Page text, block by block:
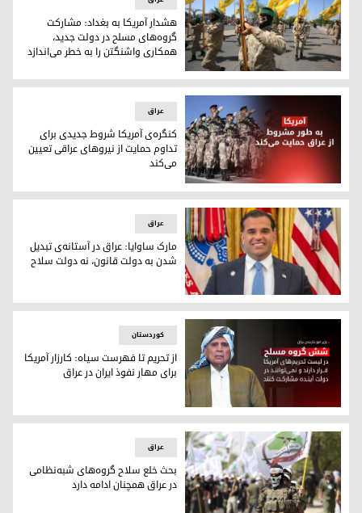
یکی از گروه‌های مسلح عراقی
هشدار آمریکا به بغداد: مشارکت
گروه‌های مسلح در دولت جدید،
همکاری واشنگتن را به خطر می‌اندازد
کنگره‌ی آمریکا شروط جدیدی برای تداوم حمایت از نیروهای
عراق
کنگره‌ی آمریکا شروط جدیدی برای
تداوم حمایت از نیروهای عراقی تعیین
می‌کند
مارک ساوایا، نماینده‌ی ویژه‌ی دونالد ترامپ در امور عراق
عراق
مارک ساوایا: عراق در آستانه‌ی تبدیل
شدن به دولت قانون، نه دولت سلاح
فؤاد حسین، وزیر خارجه عراق
کوردستان
از تحریم تا فهرست سیاه: کارزار آمریکا
برای مهار نفوذ ایران در عراق
عراق
بحث خلع سلاح گروه‌های شبه‌نظامی
در عراق همچنان ادامه دارد